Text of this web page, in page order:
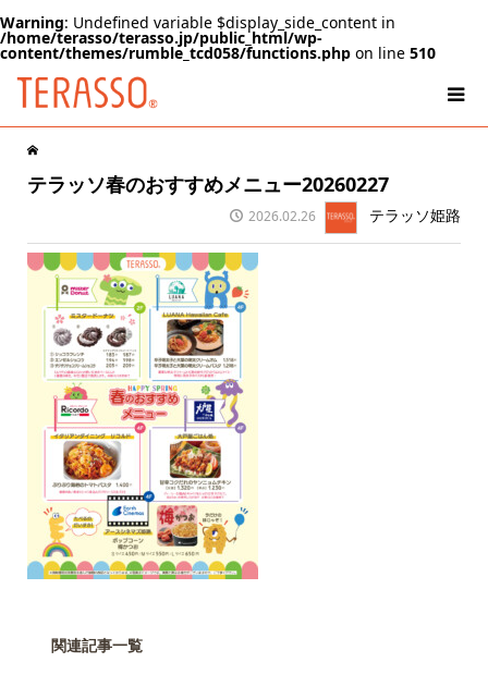
Warning: Undefined variable $display_side_content in
/home/terasso/terasso.jp/public_html/wp-
content/themes/rumble_tcd058/functions.php on line 510
テラッソ春のおすすめメニュー20260227
2026.02.26 テラッソ姫路
関連記事一覧